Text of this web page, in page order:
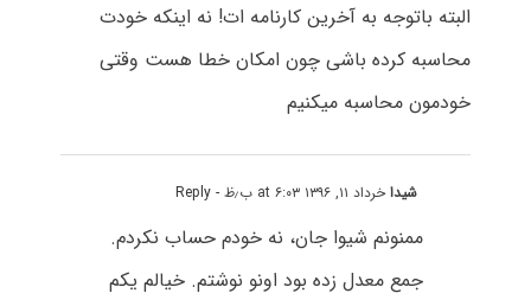
البته باتوجه به آخرین کارنامه ات! نه اینکه خودت
محاسبه کرده باشی چون امکان خطا هست وقتی
خودمون محاسبه میکنیم
شیداخرداد ۱۱, ۱۳۹۶ at ۶:۰۳ ب٫ظ - Reply
ممنونم شیوا جان، نه خودم حساب نکردم.
جمع معدل زده بود اونو نوشتم. خیالم یکم